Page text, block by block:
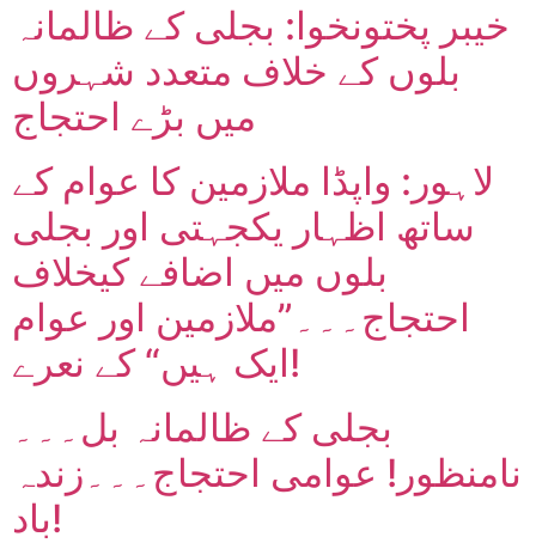
خیبر پختونخوا: بجلی کے ظالمانہ
بلوں کے خلاف متعدد شہروں
میں بڑے احتجاج
لاہور: واپڈا ملازمین کا عوام کے
ساتھ اظہار یکجہتی اور بجلی
بلوں میں اضافے کیخلاف
احتجاج۔۔۔”ملازمین اور عوام
ایک ہیں“ کے نعرے!
بجلی کے ظالمانہ بل۔۔۔
نامنظور! عوامی احتجاج۔۔۔زندہ
باد!